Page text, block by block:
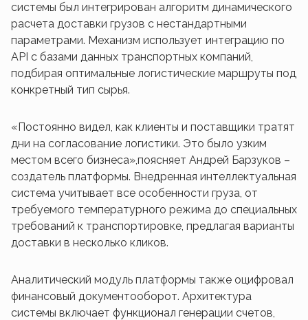
системы был интегрирован алгоритм динамического
расчета доставки грузов с нестандартными
параметрами. Механизм использует интеграцию по
API с базами данных транспортных компаний,
подбирая оптимальные логистические маршруты под
конкретный тип сырья.
«Постоянно видел, как клиенты и поставщики тратят
дни на согласование логистики. Это было узким
местом всего бизнеса»,поясняет Андрей Барзуков –
создатель платформы. Внедренная интеллектуальная
система учитывает все особенности груза, от
требуемого температурного режима до специальных
требований к транспортировке, предлагая варианты
доставки в несколько кликов.
Аналитический модуль платформы также оцифровал
финансовый документооборот. Архитектура
системы включает функционал генерации счетов,